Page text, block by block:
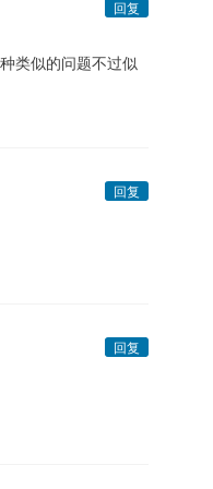
回复
类似的问题不过似
回复
回复